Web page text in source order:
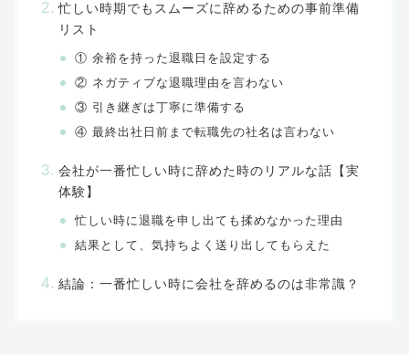
忙しい時期でもスムーズに辞めるための事前準備
リスト
① 余裕を持った退職日を設定する
② ネガティブな退職理由を言わない
③ 引き継ぎは丁寧に準備する
④ 最終出社日前まで転職先の社名は言わない
会社が一番忙しい時に辞めた時のリアルな話【実
体験】
忙しい時に退職を申し出ても揉めなかった理由
結果として、気持ちよく送り出してもらえた
結論：一番忙しい時に会社を辞めるのは非常識？